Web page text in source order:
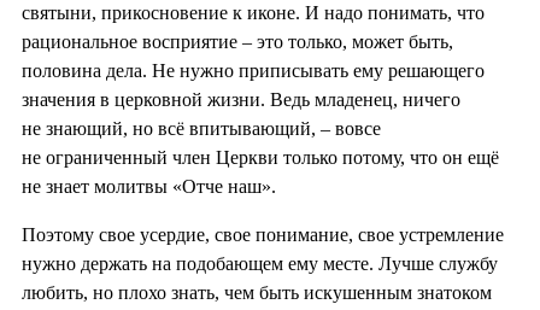
святыни, прикосновение к иконе. И надо понимать, что
рациональное восприятие ‒ это только, может быть,
половина дела. Не нужно приписывать ему решающего
значения в церковной жизни. Ведь младенец, ничего
не знающий, но всё впитывающий, ‒ вовсе
не ограниченный член Церкви только потому, что он ещё
не знает молитвы «Отче наш».
Поэтому свое усердие, свое понимание, свое устремление
нужно держать на подобающем ему месте. Лучше службу
любить, но плохо знать, чем быть искушенным знатоком